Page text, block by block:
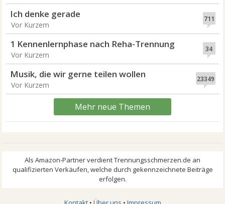
711
Ich denke gerade
Vor Kurzem
34
1 Kennenlernphase nach Reha-Trennung
Vor Kurzem
23349
Musik, die wir gerne teilen wollen
Vor Kurzem
Mehr neue Themen